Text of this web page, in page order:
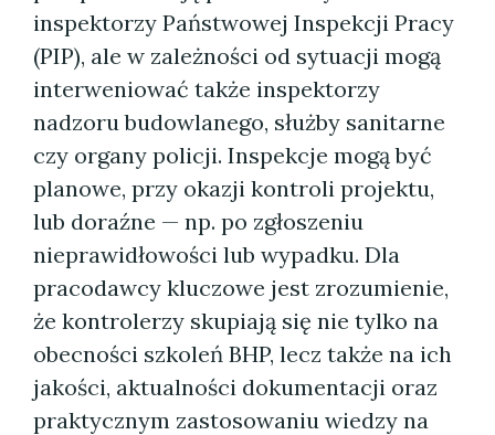
inspektorzy Państwowej Inspekcji Pracy
(PIP), ale w zależności od sytuacji mogą
interweniować także inspektorzy
nadzoru budowlanego, służby sanitarne
czy organy policji. Inspekcje mogą być
planowe, przy okazji kontroli projektu,
lub doraźne — np. po zgłoszeniu
nieprawidłowości lub wypadku. Dla
pracodawcy kluczowe jest zrozumienie,
że kontrolerzy skupiają się nie tylko na
obecności szkoleń BHP, lecz także na ich
jakości, aktualności dokumentacji oraz
praktycznym zastosowaniu wiedzy na